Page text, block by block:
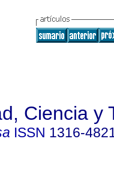
Ciencia y
ISSN 1316-